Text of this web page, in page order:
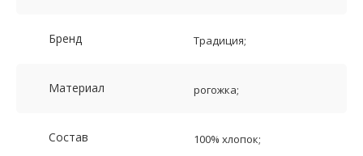
Бренд Традиция;
Материал рогожка;
Состав 100% хлопок;